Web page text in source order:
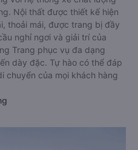
Nội thất được thiết kế hiện
thoải mái, được trang bị đầy
nghỉ ngơi và giải trí của
Trang phục vụ đa dạng
dày đặc. Tự hào có thể đáp
chuyển của mọi khách hàng